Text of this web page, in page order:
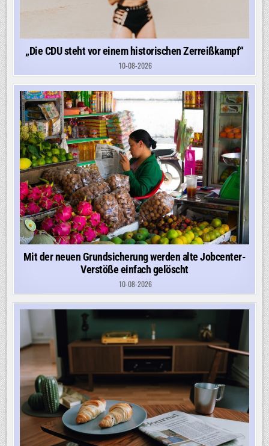
„Die CDU steht vor einem historischen Zerreißkampf“
10-08-2026
Mit der neuen Grundsicherung werden alte Jobcenter-
Verstöße einfach gelöscht
10-08-2026